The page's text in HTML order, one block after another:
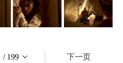
/ 199 下一页